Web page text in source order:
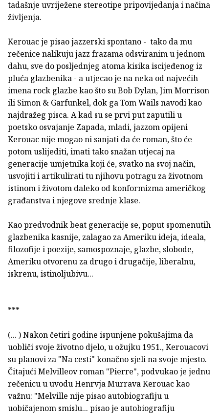
tadašnje uvriježene stereotipe pripovijedanja i načina
življenja.
Kerouac je pisao jazzerski spontano - tako da mu
rečenice nalikuju jazz frazama odsviranim u jednom
dahu, sve do posljednjeg atoma kisika iscijeđenog iz
pluća glazbenika - a utjecao je na neka od najvećih
imena rock glazbe kao što su Bob Dylan, Jim Morrison
ili Simon & Garfunkel, dok ga Tom Wails navodi kao
najdražeg pisca. A kad su se prvi put zaputili u
poetsko osvajanje Zapada, mladi, jazzom opijeni
Kerouac nije mogao ni sanjati da će roman, što će
potom uslijediti, imati tako snažan utjecaj na
generacije umjetnika koji će, svatko na svoj način,
usvojiti i artikulirati tu njihovu potragu za životnom
istinom i životom daleko od konformizma američkog
građanstva i njegove srednje klase.
Kao predvodnik beat generacije se, poput spomenutih
glazbenika kasnije, zalagao za Ameriku ideja, ideala,
filozofije i poezije, samospoznaje, glazbe, slobode,
Ameriku otvorenu za drugo i drugačije, liberalnu,
iskrenu, istinoljubivu...
***
(... ) Nakon četiri godine ispunjene pokušajima da
uobliči svoje ži­votno djelo, u ožujku 1951., Kerouacovi
su planovi za "Na cesti" ko­načno sjeli na svoje mjesto.
Čitajući Melvilleov roman "Pierre", pod­vukao je jednu
rečenicu u uvodu Henrvja Murrava Kerouac kao
važnu: "Melville nije pisao autobiografiju u
uobičajenom smislu... pisao je autobiografiju